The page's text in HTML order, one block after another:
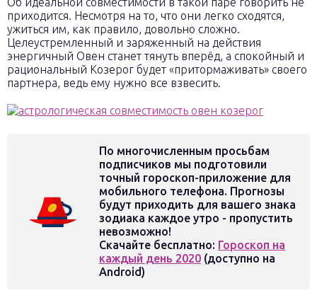
приходится. Несмотря на то, что они легко сходятся,
ужиться им, как правило, довольно сложно.
Целеустремленный и заряженный на действия
энергичный Овен станет тянуть вперёд, а спокойный и
рациональный Козерог будет «притормаживать» своего
партнера, ведь ему нужно все взвесить.
По многочисленным просьбам
подписчиков мы подготовили
точный гороскоп-приложение для
мобильного телефона. Прогнозы
будут приходить для вашего знака
зодиака каждое утро - пропустить
невозможно!
Скачайте бесплатно: Гороскоп на
каждый день 2020 (доступно на
Android)